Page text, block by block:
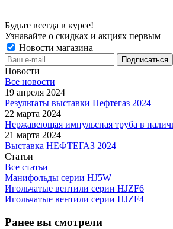
Будьте всегда в курсе!
Узнавайте о скидках и акциях первым
Новости магазина
Новости
Все новости
19 апреля 2024
Результаты выставки Нефтегаз 2024
22 марта 2024
Нержавеющая импульсная труба в
21 марта 2024
Выставка НЕФТЕГАЗ 2024
Статьи
Все статьи
Манифольды серии HJ5W
Игольчатые вентили серии HJZF6
Игольчатые вентили серии HJZF4
Ранее вы смотрели